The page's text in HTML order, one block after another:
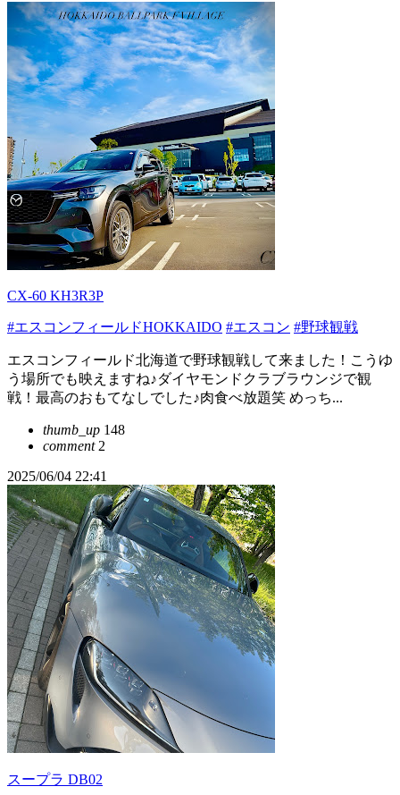
CX-60 KH3R3P
#エスコンフィールドHOKKAIDO #エスコン #野球観戦
エスコンフィールド北海道で野球観戦して来ました！こうゆ
う場所でも映えますね♪ダイヤモンドクラブラウンジで観
戦！最高のおもてなしでした♪肉食べ放題笑 めっち...
thumb_up 148
comment2
2025/06/04 22:41
スープラ DB02